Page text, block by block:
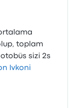
toplam
otobüs sizi 2s
Ivkoni